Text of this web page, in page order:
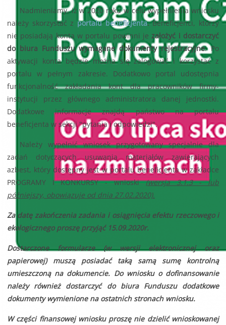
Nadmieniamy, iż w 2020 roku w celu wypełnienia wniosku
należy skorzystać z portalu beneficjenta.Beneficjenci, którzy
nie posiadają konta w portalu powinni jezałożyć i dostarczyć
do biura Funduszu wymagane dokumenty rejestracyjne. Po
aktywacji konta będzie można się zalogować i korzystać z
portalu w pełnym zakresie. Dodatkowo portal udostępnia
funkcjonalność zakładania kont dla pracowników firmy-
instytucji przez głównego administratora danej jednostki.
Dodatkowe informacje znajdą państwo na portalu
beneficjenta w sekcji "pytania i odpowiedzi".
Należy wypełnić wniosek przygotowany specjalnie dla
zadań dotyczących usuwania materiałów zawierających
azbest, który dostępny jest w portalu beneficjenta w zakładce
PROGRAMY I KONKURSY - wnioski(wersja 3.1.3 - lub
późniejszy, obowiązuje od dnia 27.02.2020).
Za datę zakończenia zadania i osiągnięcia efektu rzeczowego i
ekologicznego proszę przyjąć 15.09.2020r.
Dostarczone formularze (w wersji elektronicznej oraz
papierowej) muszą posiadać taką samą sumę kontrolną
umieszczoną na dokumencie. Do wniosku o dofinansowanie
należy również dostarczyć do biura Funduszu dodatkowe
dokumenty wymienione na ostatnich stronach wniosku.
W części finansowej wniosku proszę nie dzielić wnioskowanej